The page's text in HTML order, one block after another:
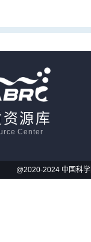
源库
Center
@2020-2024 中国科